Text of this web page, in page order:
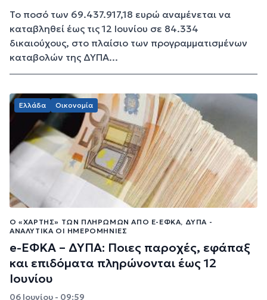
Το ποσό των 69.437.917,18 ευρώ αναμένεται να
καταβληθεί έως τις 12 Ιουνίου σε 84.334
δικαιούχους, στο πλαίσιο των προγραμματισμένων
καταβολών της ΔΥΠΑ...
Ελλάδα Οικονομία
Ο «ΧΆΡΤΗΣ» ΤΩΝ ΠΛΗΡΩΜΏΝ ΑΠΌ E-ΕΦΚΑ, ΔΥΠΑ -
ΑΝΑΛΥΤΙΚΆ ΟΙ ΗΜΕΡΟΜΗΝΊΕΣ
e-ΕΦΚΑ – ΔΥΠΑ: Ποιες παροχές, εφάπαξ
και επιδόματα πληρώνονται έως 12
Ιουνίου
06 Ιουνίου - 09:59